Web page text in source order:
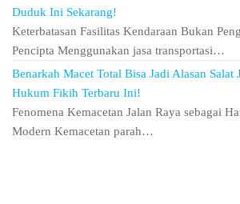
Duduk Ini Sekarang!
Keterbatasan Fasilitas Kendaraan Bukan
Pencipta Menggunakan jasa transportasi…
Benarkah Macet Total Bisa Jadi Alasan Salat
Hukum Fikih Terbaru Ini!
Fenomena Kemacetan Jalan Raya sebagai
Modern Kemacetan parah…